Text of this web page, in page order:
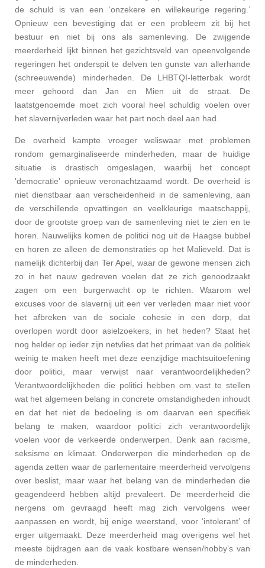
de schuld is van een ‘onzekere en willekeurige regering.’
Opnieuw een bevestiging dat er een probleem zit bij het
bestuur en niet bij ons als samenleving. De zwijgende
meerderheid lijkt binnen het gezichtsveld van opeenvolgende
regeringen het onderspit te delven ten gunste van allerhande
(schreeuwende) minderheden. De LHBTQI-letterbak wordt
meer gehoord dan Jan en Mien uit de straat. De
laatstgenoemde moet zich vooral heel schuldig voelen over
het slavernijverleden waar het part noch deel aan had.
De overheid kampte vroeger weliswaar met problemen
rondom gemarginaliseerde minderheden, maar de huidige
situatie is drastisch omgeslagen, waarbij het concept
'democratie' opnieuw veronachtzaamd wordt. De overheid is
niet dienstbaar aan verscheidenheid in de samenleving, aan
de verschillende opvattingen en veelkleurige maatschappij,
door de grootste groep van de samenleving niet te zien en te
horen. Nauwelijks komen de politici nog uit de Haagse bubbel
en horen ze alleen de demonstraties op het Malieveld. Dat is
namelijk dichterbij dan Ter Apel, waar de gewone mensen zich
zo in het nauw gedreven voelen dat ze zich genoodzaakt
zagen om een burgerwacht op te richten. Waarom wel
excuses voor de slavernij uit een ver verleden maar niet voor
het afbreken van de sociale cohesie in een dorp, dat
overlopen wordt door asielzoekers, in het heden? Staat het
nog helder op ieder zijn netvlies dat het primaat van de politiek
weinig te maken heeft met deze eenzijdige machtsuitoefening
door politici, maar verwijst naar verantwoordelijkheden?
Verantwoordelijkheden die politici hebben om vast te stellen
wat het algemeen belang in concrete omstandigheden inhoudt
en dat het niet de bedoeling is om daarvan een specifiek
belang te maken, waardoor politici zich verantwoordelijk
voelen voor de verkeerde onderwerpen.
Denk aan racisme,
seksisme en klimaat. Onderwerpen die minderheden op de
agenda zetten waar de parlementaire meerderheid vervolgens
over beslist, maar waar het belang van de minderheden die
geagendeerd hebben altijd prevaleert. De meerderheid die
nergens om gevraagd heeft mag zich vervolgens weer
aanpassen en wordt, bij enige weerstand, voor ‘intolerant’ of
erger uitgemaakt. Deze meerderheid mag overigens wel het
meeste bijdragen aan de vaak kostbare wensen/hobby’s van
de minderheden.